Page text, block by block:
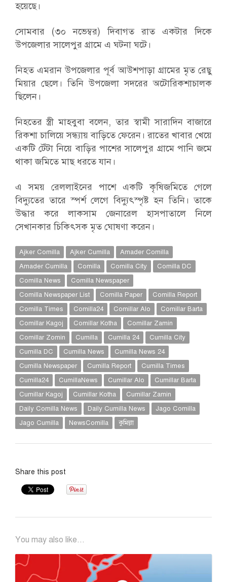
হয়েছে।
সোমবার (৩০ নভেম্বর) দিবাগত রাত একটার দিকে
উপজেলার সালেপুর গ্রামে এ ঘটনা ঘটে।
নিহত এমরান উপজেলার পূর্ব আউশপাড়া গ্রামের মৃত রেছু
মিয়ার ছেলে। তিনি উপজেলা সদরের অটোরিকশাচালক
ছিলেন।
নিহতের স্ত্রী মাহবুবা বলেন, তার স্বামী সারাদিন বাজারে
রিকশা চালিয়ে সন্ধ্যায় বাড়িতে ফেরেন। রাতের খাবার খেয়ে
একটি টেঁটা নিয়ে বাড়ির পাশের সালেপুর গ্রামে পানি জমে
থাকা জমিতে মাছ ধরতে যান।
এ সময় রেললাইনের পাশে একটি কৃষিজমিতে গেলে
বিদ্যুতের তারে স্পর্শ লেগে বিদ্যুৎস্পৃষ্ট হন তিনি। তাকে
উদ্ধার করে লাকসাম জেনারেল হাসপাতালে নিলে
সেখানকার চিকিৎসক মৃত ঘোষণা করেন।
Ajker Comilla Ajker Cumilla
Amader Comilla
Amader Cumilla
Comilla Comilla City
Comilla DC
Comilla News
Comilla Newspaper
Comilla Newspaper List
Comilla Paper
Comilla Report
Comilla Times
Comilla24 Comillar Alo
Comillar Barta
Comillar Kagoj
Comillar Kotha
Comillar Zamin
Comillar Zomin
Cumilla Cumilla 24
Cumilla City
Cumilla DC
Cumilla News
Cumilla News 24
Cumilla Newspaper
Cumilla Report
Cumilla Times
Cumilla24
CumillaNews Cumillar Alo
Cumillar Barta
Cumillar Kagoj
Cumillar Kotha
Cumillar Zamin
Daily Comilla News
Daily Cumilla News
Jago Comilla
Jago Cumilla
NewsComilla কুমিল্লা
Share this post
You may also like...